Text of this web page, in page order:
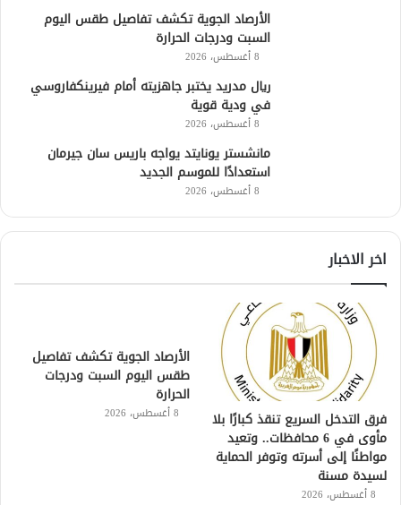
الأرصاد الجوية تكشف تفاصيل طقس اليوم
السبت ودرجات الحرارة
8 أغسطس، 2026
ريال مدريد يختبر جاهزيته أمام فيرينكفاروسي
في ودية قوية
8 أغسطس، 2026
مانشستر يونايتد يواجه باريس سان جيرمان
استعدادًا للموسم الجديد
8 أغسطس، 2026
اخر الاخبار
فرق التدخل السريع تنقذ كبارًا بلا
مأوى في 6 محافظات.. وتعيد
مواطنًا إلى أسرته وتوفر الحماية
لسيدة مسنة
8 أغسطس، 2026
الأرصاد الجوية تكشف تفاصيل
طقس اليوم السبت ودرجات
الحرارة
8 أغسطس، 2026